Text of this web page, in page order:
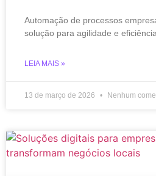
Automação de processos
solução para agilidade e
LEIA MAIS »
13 de março de 2026 Nenhum